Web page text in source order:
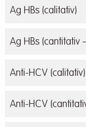
Ag HBs (calitativ)
Ag HBs (cantitativ –
Anti-HCV (calitativ)
Anti-HCV